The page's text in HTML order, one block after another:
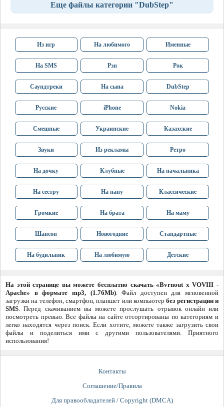
Еще файлы категории "DubStep"
Из игр На любимого Именные
На SMS Рэп Рок
Саундтреки На сына DubStep
Русские iPhone Nokia
Смешные Украинские Казахские
Звуки Из рекламы Ретро
На дочку Клубные На начальника
На сестру На папу Классические
Громкие На брата На маму
Шансон Новогодние Стандартные
На будильник На любимую Детские
На этой странице вы можете бесплатно скачать «Bvrnout x VOVIII -
Apache» в формате mp3, (1.76Mb). Файл доступен для мгновенной
загрузки на телефон, смартфон, планшет или компьютербез регистрации и
SMS. Перед скачиванием вы можете прослушать отрывок онлайн или
посмотреть превью. Все файлы на сайте отсортированы по категориям и
легко находятся через поиск. Если хотите, можете также загрузить свои
файлы и поделиться ими с другими пользователями. Приятного
использования!
Контакты
Соглашение/Правила
Для правообладателей / Copyright (DMCA)